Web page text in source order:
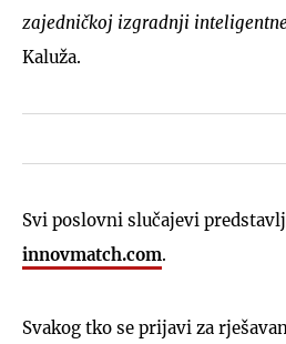
zajedničkoj izgradnji
Kaluža.
Svi poslovni slučajevi
innovmatch.com.
Svakog tko se prijavi za